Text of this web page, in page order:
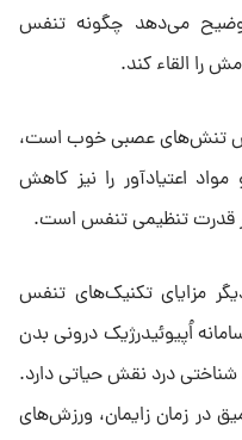
می‌دهد چگونه تنفس
را القاء کند.
تنش‌های عصبی خوب است،
اعتیادآور را نیز کاهش
قدرت تنظیمی تنفس است.
مزایای تکنیک‌های تنفس
اُپیوئیدرژیک درونی بدن
درد نقش حیاتی دارد.
زمان زایمان، ورزش‌های